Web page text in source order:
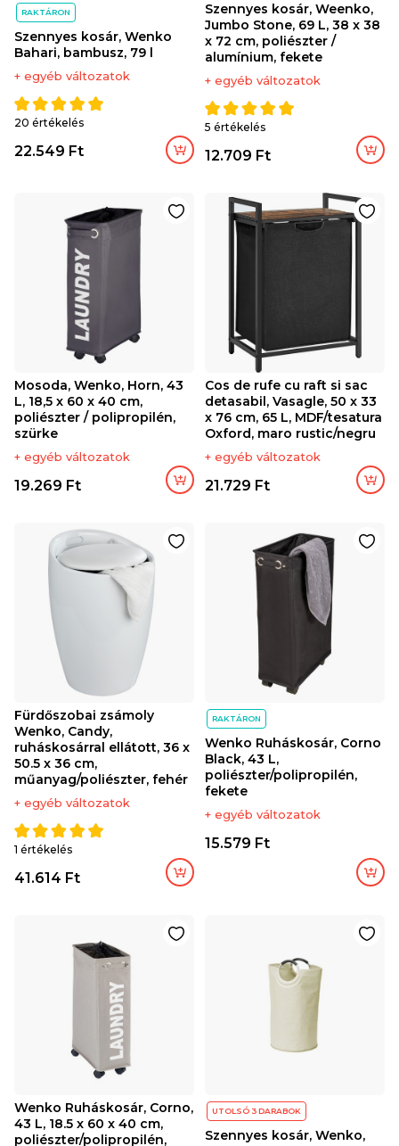
RAKTÁRON
Szennyes kosár, Wenko
Bahari, bambusz, 79 l
+ egyéb változatok
20 értékelés
22.549 Ft
Szennyes kosár, Weenko,
Jumbo Stone, 69 L, 38 x 38
x 72 cm, poliészter /
alumínium, fekete
+ egyéb változatok
5 értékelés
12.709 Ft
Mosoda, Wenko, Horn, 43
L, 18,5 x 60 x 40 cm,
poliészter / polipropilén,
szürke
+ egyéb változatok
19.269 Ft
Cos de rufe cu raft si sac
detasabil, Vasagle, 50 x 33
x 76 cm, 65 L, MDF/tesatura
Oxford, maro rustic/negru
+ egyéb változatok
21.729 Ft
Fürdőszobai zsámoly
Wenko, Candy,
ruháskosárral ellátott, 36 x
50.5 x 36 cm,
műanyag/poliészter, fehér
+ egyéb változatok
1 értékelés
41.614 Ft
RAKTÁRON
Wenko Ruháskosár, Corno
Black, 43 L,
poliészter/polipropilén,
fekete
+ egyéb változatok
15.579 Ft
Wenko Ruháskosár, Corno,
43 L, 18.5 x 60 x 40 cm,
poliészter/polipropilén,
UTOLSÓ 3 DARABOK
Szennyes kosár, Wenko,